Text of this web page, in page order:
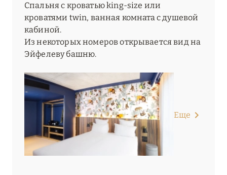
Спальня с кроватью king-size или
кроватями twin, ванная комната с душевой
кабиной.
Из некоторых номеров открывается вид на
Эйфелеву башню.
Еще